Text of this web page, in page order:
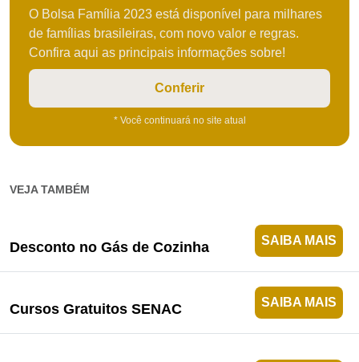
O Bolsa Família 2023 está disponível para milhares
de famílias brasileiras, com novo valor e regras.
Confira aqui as principais informações sobre!
Conferir
* Você continuará no site atual
VEJA TAMBÉM
Desconto no Gás de Cozinha SAIBA MAIS
Cursos Gratuitos SENAC SAIBA MAIS